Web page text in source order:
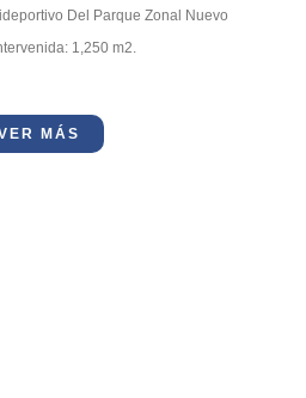
Del Parque Zonal Nuevo
1,250 m2.
MÁS